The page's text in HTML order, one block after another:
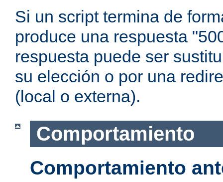
Si un script termina de
produce una respuesta
respuesta puede ser
su elección o por una
(local o externa).
Comportamiento
Comportamiento